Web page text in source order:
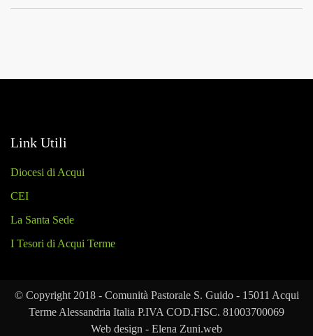
Link Utili
Diocesi di Acqui
CEI
La Santa Sede
I Tesori di Acqui Terme
© Copyright 2018 - Comunità Pastorale S. Guido - 15011 Acqui
Terme Alessandria Italia P.IVA COD.FISC. 81003700069
Web design - Elena Zuni.web